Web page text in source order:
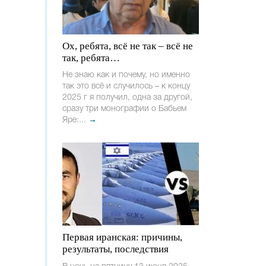
Ох, ребята, всё не так – всё не
так, ребята…
Не знаю как и почему, но именно
так это всё и случилось – к концу
2025 г я получил, одна за другой,
сразу три монографии о Бабьем
Яре:... →
Первая иранская: причины,
результаты, последствия